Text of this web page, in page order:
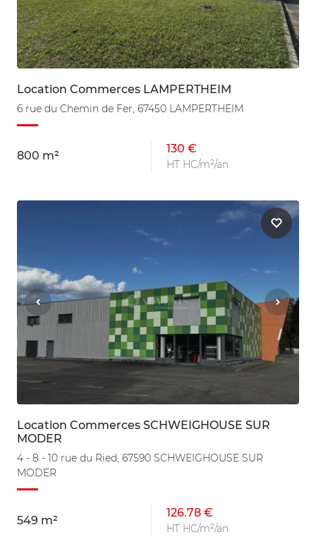
Location Commerces LAMPERTHEIM
6 rue du Chemin de Fer, 67450 LAMPERTHEIM
800 m²
130 €
HT HC/m²/an
Location Commerces SCHWEIGHOUSE SUR
MODER
4 - 8 - 10 rue du Ried, 67590 SCHWEIGHOUSE SUR
MODER
549 m²
126.78 €
HT HC/m²/an